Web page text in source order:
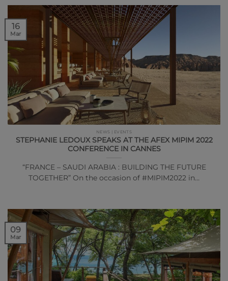
NEWS | EVENTS
STEPHANIE LEDOUX SPEAKS AT THE AFEX MIPIM 2022
CONFERENCE IN CANNES
“FRANCE – SAUDI ARABIA : BUILDING THE FUTURE
TOGETHER” On the occasion of #MIPIM2022 in…
16
Mar
09
Mar